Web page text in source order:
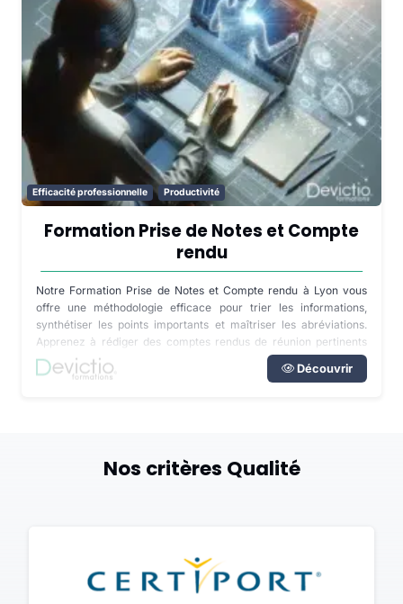
Efficacité professionnelle Productivité
Formation Prise de Notes et Compte
rendu
Notre Formation Prise de Notes et Compte rendu à Lyon vous
offre une méthodologie efficace pour trier les informations,
synthétiser les points importants et maîtriser les abréviations.
Apprenez à rédiger des comptes rendus de réunion pertinents
pour améliorer la performance de votre entreprise.
Découvrir
Nos critères Qualité